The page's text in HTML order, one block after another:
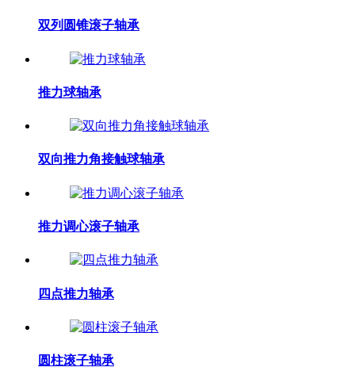
双列圆锥滚子轴承
推力球轴承
双向推力角接触球轴承
推力调心滚子轴承
四点推力轴承
圆柱滚子轴承